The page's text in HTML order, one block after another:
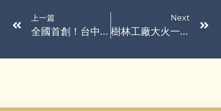
上一篇
全國首創！台中推「返鄉重建津貼」 原民回花蓮救災可領1萬
Next
樹林工廠大火一家3口命喪火窟 犯保協會新北分會啟動保護機制